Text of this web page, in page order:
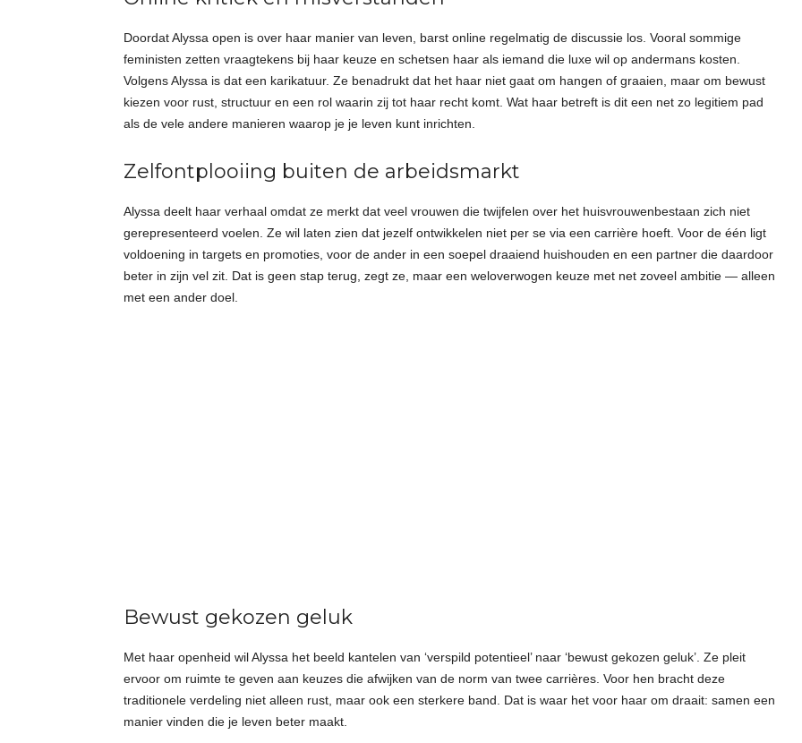
Doordat Alyssa open is over haar manier van leven, barst online regelmatig de discussie los. Vooral sommige
feministen zetten vraagtekens bij haar keuze en schetsen haar als iemand die luxe wil op andermans kosten.
Volgens Alyssa is dat een karikatuur. Ze benadrukt dat het haar niet gaat om hangen of graaien, maar om bewust
kiezen voor rust, structuur en een rol waarin zij tot haar recht komt. Wat haar betreft is dit een net zo legitiem pad
als de vele andere manieren waarop je je leven kunt inrichten.
Zelfontplooiing buiten de arbeidsmarkt
Alyssa deelt haar verhaal omdat ze merkt dat veel vrouwen die twijfelen over het huisvrouwenbestaan zich niet
gerepresenteerd voelen. Ze wil laten zien dat jezelf ontwikkelen niet per se via een carrière hoeft. Voor de één ligt
voldoening in targets en promoties, voor de ander in een soepel draaiend huishouden en een partner die daardoor
beter in zijn vel zit. Dat is geen stap terug, zegt ze, maar een weloverwogen keuze met net zoveel ambitie — alleen
met een ander doel.
Bewust gekozen geluk
Met haar openheid wil Alyssa het beeld kantelen van ‘verspild potentieel’ naar ‘bewust gekozen geluk’. Ze pleit
ervoor om ruimte te geven aan keuzes die afwijken van de norm van twee carrières. Voor hen bracht deze
traditionele verdeling niet alleen rust, maar ook een sterkere band. Dat is waar het voor haar om draait: samen een
manier vinden die je leven beter maakt.